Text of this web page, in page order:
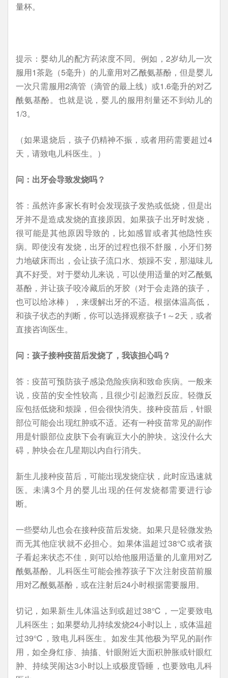
量杯。
提示：婴幼儿的配方药浓度不同。例如，2岁幼儿一次
服用1茶匙（5毫升）的儿童用对乙酰氨基酚，但是婴儿
一次只需服用2滴管（滴管的最上线）或1.6毫升的对乙
酰氨基酚。也就是说，婴儿的服用剂量还不到幼儿的
1/3。
（如果退烧后，孩子仍精神不振，或者用药需要超过4
天，请致电儿科医生。）
问：出牙会导致发烧吗？
答：虽然许多家长有时会发现孩子发热或低烧，但是出
牙并不是造成发烧的直接原因。如果孩子出牙时发烧，
很可能是其他原因导致的，比如感冒或者其他隐性疾
病。即使没有发烧，出牙的过程也很不舒服，小牙们努
力地破床而出，会让孩子流口水、烦躁不安，那滋味儿
真不好受。对于婴幼儿来说，可以使用适量的对乙酰氨
基酚，并让孩子咬冷藏后的牙胶（对于会走路的孩子，
也可以给冰棒），来缓解出牙的不适。根据体温高低，
和孩子状态的判断，你可以选择观察孩子1～2天，或者
直接咨询医生。
问：孩子接种疫苗后发烧了，我该担心吗？
答：疫苗可预防孩子感染危险疾病和致命疾病。一般来
说，疫苗的安全性较高，且很少引起激烈反应。轻微反
应包括低烧和烦躁，但会很快消失。接种疫苗后，针眼
部位可能会出现红肿或不适。还有一种疫苗常见的副作
用是针眼部位皮肤下会有豌豆大小的肿块。这没什么大
碍，肿块会在几星期以内自行消失。
新生儿接种疫苗后，可能出现发烧症状，此时应迅速就
医。未满3个月的婴儿出现的任何发烧都需要进行诊
断。
一些婴幼儿也会在接种疫苗后发烧。如果只是轻微发热
而无其他症状就不必担心。如果体温超过38℃或者孩
子看起来状态不佳，则可以给他服用适量的儿童用对乙
酰氨基酚。儿科医生可能会推荐孩子下次注射疫苗前服
用对乙酰氨基酚，或在注射后24小时根据需要服用。
切记，如果新生儿体温达到或超过38℃，一定要致电
儿科医生；如果婴幼儿持续发烧24小时以上，或体温超
过39℃，致电儿科医生。如发生其他极为罕见的副作
用，如全身红疹、抽搐、针眼附近大面积肿胀或针眼红
肿、持续哭闹达3小时以上或极度昏睡，也要致电儿科